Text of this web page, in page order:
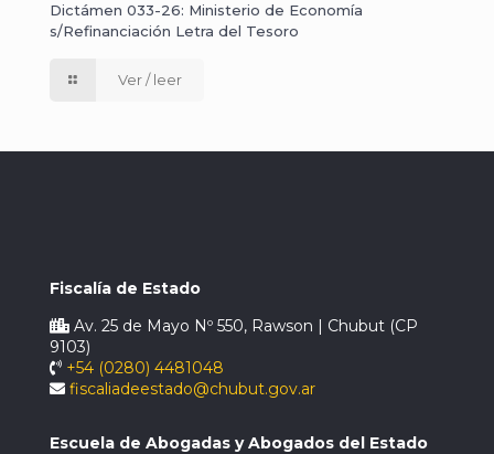
Dictámen 033-26: Ministerio de Economía
s/Refinanciación Letra del Tesoro
Ver / leer
Fiscalía de Estado
Av. 25 de Mayo Nº 550, Rawson | Chubut (CP
9103)
+54 (0280) 4481048
fiscaliadeestado@chubut.gov.ar
Escuela de Abogadas y Abogados del Estado